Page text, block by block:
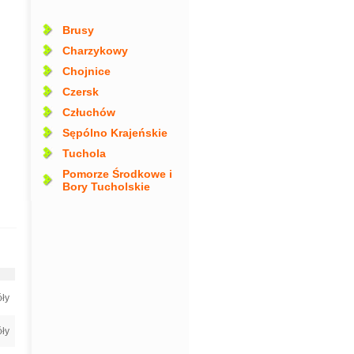
Brusy
Charzykowy
Chojnice
Czersk
Człuchów
Sępólno Krajeńskie
Tuchola
Pomorze Środkowe i
Bory Tucholskie